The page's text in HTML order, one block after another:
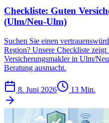
Checkliste: Guten
(Ulm/Neu-Ulm)
Suchen Sie einen
Region? Unsere Checkliste
Versicherungsmakler in Ulm/
Beratung ausmacht.
8. Juni 2026 13 Min.